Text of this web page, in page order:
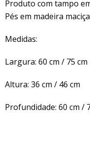
Produto com tampo
Pés em madeira
Medidas:
Largura: 60 cm / 75 cm
Altura: 36 cm / 46 cm
Profundidade: 60 cm /